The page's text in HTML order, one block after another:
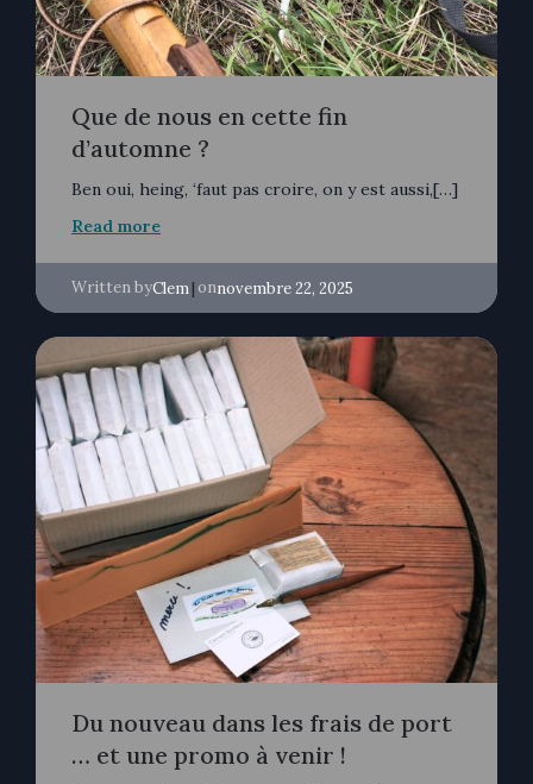
Que de nous en cette fin
d’automne ?
Ben oui, heing, ‘faut pas croire, on y est aussi,[…]
Read more
Written byClem| onnovembre 22, 2025
Du nouveau dans les frais de port
… et une promo à venir !